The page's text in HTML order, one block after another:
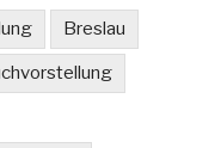
Breslau